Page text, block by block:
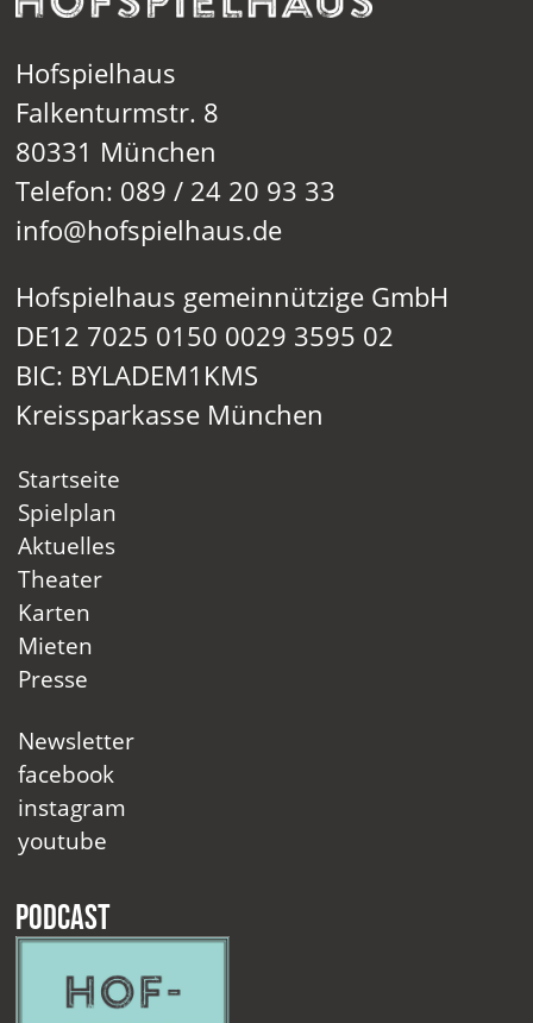
Hofspielhaus
Falkenturmstr. 8
80331 München
Telefon: 089 / 24 20 93 33
info@hofspielhaus.de
Hofspielhaus gemeinnützige GmbH
DE12 7025 0150 0029 3595 02
BIC: BYLADEM1KMS
Kreissparkasse München
Startseite
Spielplan
Aktuelles
Theater
Karten
Mieten
Presse
Newsletter
facebook
instagram
youtube
Podcast